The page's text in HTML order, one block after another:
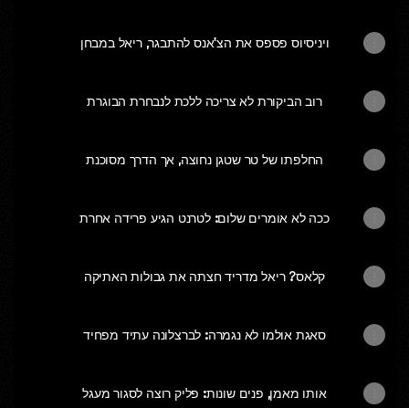
ויניסיוס פספס את הצ'אנס להתבגר, ריאל במבחן
רוב הביקורת לא צריכה ללכת לנבחרת הבוגרת
החלפתו של טר שטגן נחוצה, אך הדרך מסוכנת
ככה לא אומרים שלום: לטרנט הגיע פרידה אחרת
קלאס? ריאל מדריד חצתה את גבולות האתיקה
סאגת אולמו לא נגמרה: לברצלונה עתיד מפחיד
אותו מאמן, פנים שונות: פליק רוצה לסגור מעגל